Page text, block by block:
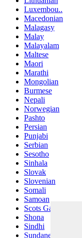
Luxembou..
Macedonian
Malagasy
Malay
Malayalam
Maltese
Maori
Marathi
Mongolian
Burmese
Nepali
Norwegian
Pashto
Persian
Punjabi
Serbian
Sesotho
Sinhala
Slovak
Slovenian
Somali
Samoan
Scots Gaelic
Shona
Sindhi
Sundanese